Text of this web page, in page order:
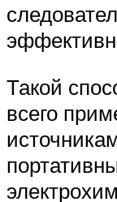
Такой
всего